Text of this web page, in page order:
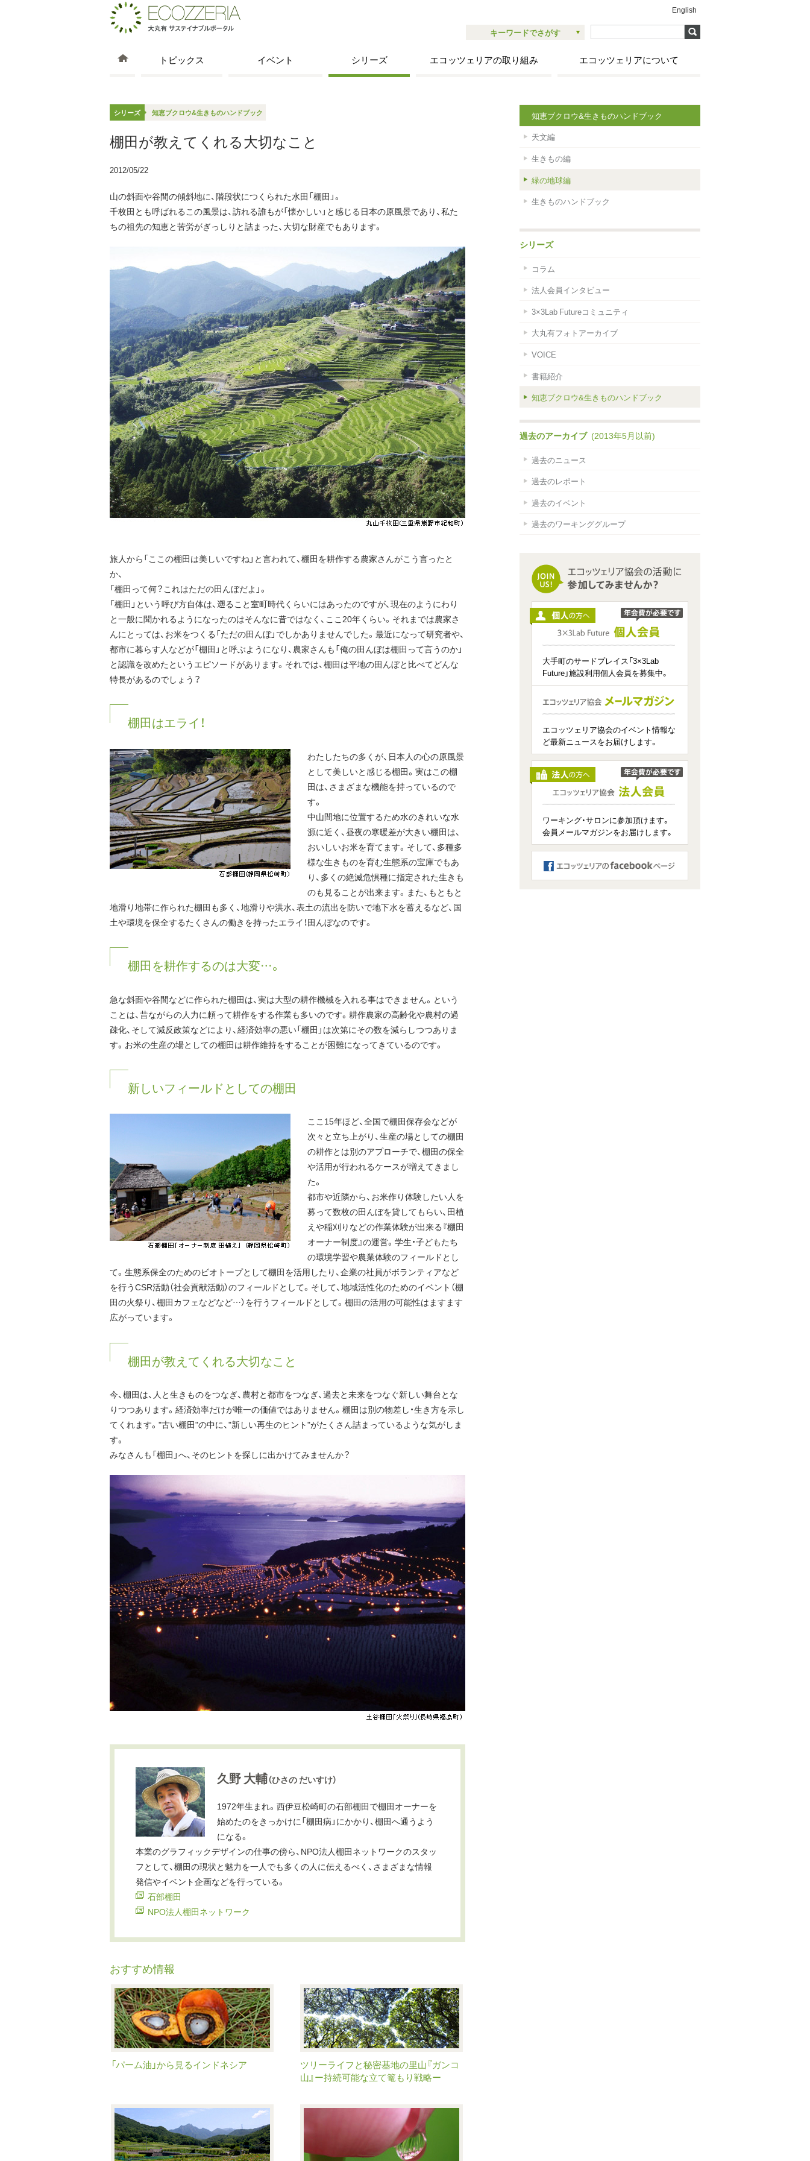
English
キーワードでさがす
トピックス イベント シリーズ エコッツェリアの取り組み エコッツェリアについて
シリーズ 知恵ブクロウ&生きものハンドブック
棚田が教えてくれる大切なこと
2012/05/22
山の斜面や谷間の傾斜地に、階段状につくられた水田「棚田」。
千枚田とも呼ばれるこの風景は、訪れる誰もが「懐かしい」と感じる日本の原風景であり、私た
ちの祖先の知恵と苦労がぎっしりと詰まった、大切な財産でもあります。
旅人から「ここの棚田は美しいですね」と言われて、棚田を耕作する農家さんがこう言ったと
か、
「棚田って何？これはただの田んぼだよ」。
「棚田」という呼び方自体は、遡ること室町時代くらいにはあったのですが、現在のようにわり
と一般に聞かれるようになったのはそんなに昔ではなく、ここ20年くらい。それまでは農家さ
んにとっては、お米をつくる「ただの田んぼ」でしかありませんでした。最近になって研究者や、
都市に暮らす人などが「棚田」と呼ぶようになり、農家さんも「俺の田んぼは棚田って言うのか」
と認識を改めたというエピソードがあります。それでは、棚田は平地の田んぼと比べてどんな
特長があるのでしょう？
棚田はエライ！
わたしたちの多くが、日本人の心の原風景
として美しいと感じる棚田。実はこの棚
田は、さまざまな機能を持っているので
す。
中山間地に位置するため水のきれいな水
源に近く、昼夜の寒暖差が大きい棚田は、
おいしいお米を育てます。そして、多種多
様な生きものを育む生態系の宝庫でもあ
り、多くの絶滅危惧種に指定された生きも
のも見ることが出来ます。また、もともと
地滑り地帯に作られた棚田も多く、地滑りや洪水、表土の流出を防いで地下水を蓄えるなど、国
土や環境を保全するたくさんの働きを持ったエライ！田んぼなのです。
棚田を耕作するのは大変…。
急な斜面や谷間などに作られた棚田は、実は大型の耕作機械を入れる事はできません。という
ことは、昔ながらの人力に頼って耕作をする作業も多いのです。耕作農家の高齢化や農村の過
疎化、そして減反政策などにより、経済効率の悪い「棚田」は次第にその数を減らしつつありま
す。お米の生産の場としての棚田は耕作維持をすることが困難になってきているのです。
新しいフィールドとしての棚田
ここ15年ほど、全国で棚田保存会などが
次々と立ち上がり、生産の場としての棚田
の耕作とは別のアプローチで、棚田の保全
や活用が行われるケースが増えてきまし
た。
都市や近隣から、お米作り体験したい人を
募って数枚の田んぼを貸してもらい、田植
えや稲刈りなどの作業体験が出来る『棚田
オーナー制度』の運営。学生・子どもたち
の環境学習や農業体験のフィールドとし
て。生態系保全のためのビオトープとして棚田を活用したり、企業の社員がボランティアなど
を行うCSR活動（社会貢献活動）のフィールドとして。そして、地域活性化のためのイベント（棚
田の火祭り、棚田カフェなどなど…）を行うフィールドとして。棚田の活用の可能性はますます
広がっています。
棚田が教えてくれる大切なこと
今、棚田は、人と生きものをつなぎ、農村と都市をつなぎ、過去と未来をつなぐ新しい舞台とな
りつつあります。経済効率だけが唯一の価値ではありません。棚田は別の物差し・生き方を示し
てくれます。"古い棚田"の中に、"新しい再生のヒント"がたくさん詰まっているような気がしま
す。
みなさんも「棚田」へ、そのヒントを探しに出かけてみませんか？
久野 大輔（ひさの だいすけ）
1972年生まれ。西伊豆松崎町の石部棚田で棚田オーナーを
始めたのをきっかけに「棚田病」にかかり、棚田へ通うよう
になる。
本業のグラフィックデザインの仕事の傍ら、NPO法人棚田ネットワークのスタッ
フとして、棚田の現状と魅力を一人でも多くの人に伝えるべく、さまざまな情報
発信やイベント企画などを行っている。
石部棚田
NPO法人棚田ネットワーク
おすすめ情報
「パーム油」から見るインドネシア
ツリーライフと秘密基地の里山『ガンコ
山』ー持続可能な立て篭もり戦略ー
知恵ブクロウ&生きものハンドブック
天文編
生きもの編
緑の地球編
生きものハンドブック
シリーズ
コラム
法人会員インタビュー
3×3Lab Futureコミュニティ
大丸有フォトアーカイブ
VOICE
書籍紹介
知恵ブクロウ&生きものハンドブック
過去のアーカイブ (2013年5月以前)
過去のニュース
過去のレポート
過去のイベント
過去のワーキンググループ
大手町のサードプレイス「3×3Lab
Future」施設利用個人会員を募集中。
エコッツェリア協会のイベント情報な
ど最新ニュースをお届けします。
ワーキング・サロンに参加頂けます。
会員メールマガジンをお届けします。